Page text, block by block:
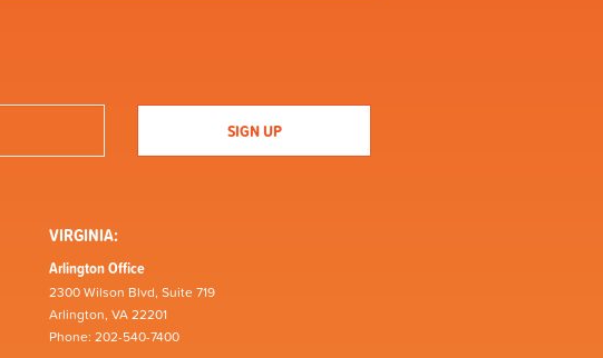
VIRGINIA:
Arlington Office
2300 Wilson Blvd, Suite 719
Arlington, VA 22201
Phone: 202-540-7400